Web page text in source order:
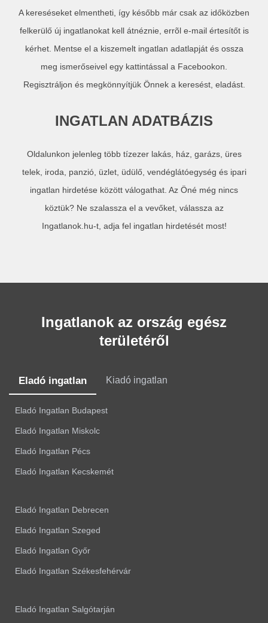
A kereséseket elmentheti, így később már csak az időközben
felkerülő új ingatlanokat kell átnéznie, errõl e-mail értesítőt is
kérhet. Mentse el a kiszemelt ingatlan adatlapját és ossza
meg ismerőseivel egy kattintással a Facebookon.
Regisztráljon és megkönnyítjük Önnek a keresést, eladást.
INGATLAN ADATBÁZIS
Oldalunkon jelenleg több tízezer lakás, ház, garázs, üres
telek, iroda, panzió, üzlet, üdülő, vendéglátóegység és ipari
ingatlan hirdetése között válogathat. Az Öné még nincs
köztük? Ne szalassza el a vevőket, válassza az
Ingatlanok.hu-t, adja fel ingatlan hirdetését most!
Ingatlanok az ország egész
területéről
Eladó ingatlan Kiadó ingatlan
Eladó Ingatlan Budapest
Eladó Ingatlan Miskolc
Eladó Ingatlan Pécs
Eladó Ingatlan Kecskemét
Eladó Ingatlan Debrecen
Eladó Ingatlan Szeged
Eladó Ingatlan Győr
Eladó Ingatlan Székesfehérvár
Eladó Ingatlan Salgótarján